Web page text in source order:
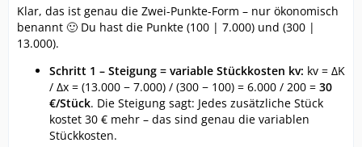
Klar, das ist genau die Zwei-Punkte-Form – nur ökonomisch
benannt 🙂 Du hast die Punkte (100 | 7.000) und (300 |
13.000).
Schritt 1 – Steigung = variable Stückkosten kv: kv = ΔK
/ Δx = (13.000 − 7.000) / (300 − 100) = 6.000 / 200 = 30
€/Stück. Die Steigung sagt: Jedes zusätzliche Stück
kostet 30 € mehr – das sind genau die variablen
Stückkosten.